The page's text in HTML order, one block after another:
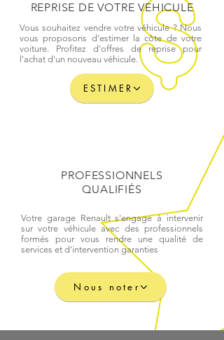
REPRISE DE VOTRE VEHICULE
Vous souhaitez vendre votre véhicule ? Nous
vous proposons d'estimer la côte de votre
voiture. Profitez d'offres de reprise pour
l'achat d'un nouveau véhicule.
ESTIMER
PROFESSIONNELS
QUALIFIÉS
Votre garage Renault s'engage à intervenir
sur votre véhicule avec des professionnels
formés pour vous rendre une qualité de
services et d'intervention garanties
Nous noter